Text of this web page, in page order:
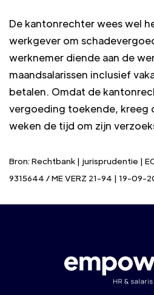
De kantonrechter wees wel
werkgever om
werknemer diende aan de
maandsalarissen inclusief
betalen. Omdat de
vergoeding toekende, kreeg
weken de tijd om zijn
Bron: Rechtbank | jurisprudentie |
9315644 / ME VERZ 21-94 | 19-09-